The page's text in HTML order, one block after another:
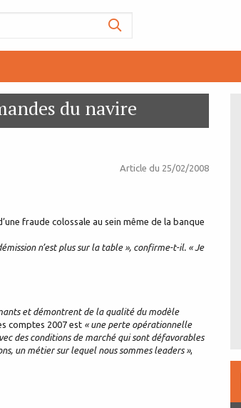
du navire
Article du 25/02/2008
fraude colossale au sein même de la banque
n’est plus sur la table », confirme-t-il. « Je
et démontrent de la qualité du modèle
comptes 2007 est « une perte opérationnelle
des conditions de marché qui sont défavorables
un métier sur lequel nous sommes leaders »,